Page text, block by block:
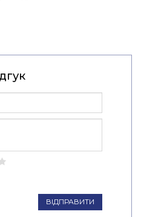
ВІДПРАВИТИ